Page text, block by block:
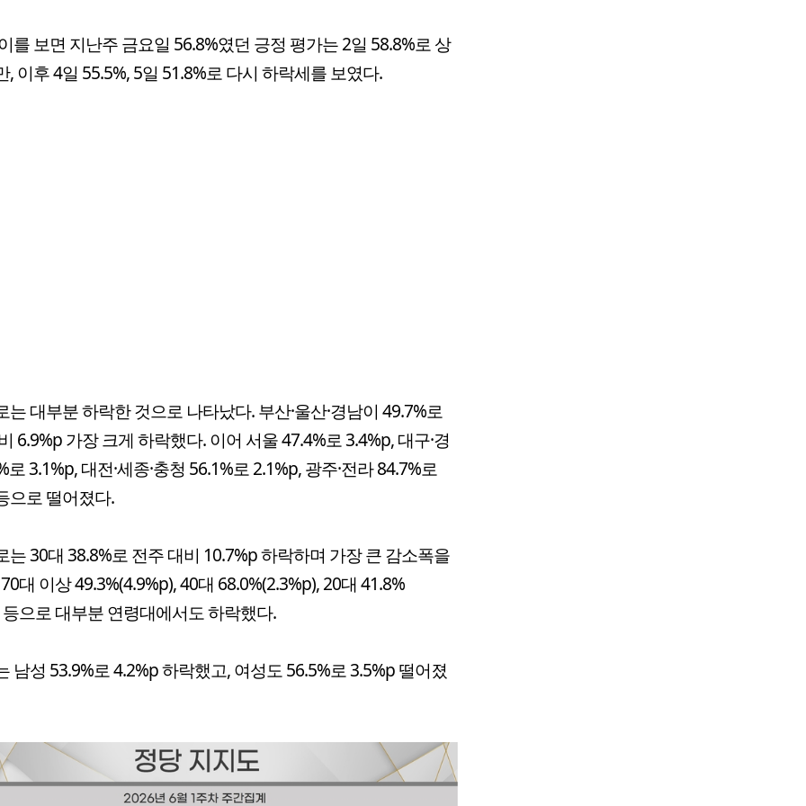
를 보면 지난주 금요일 56.8%였던 긍정 평가는 2일 58.8%로 상
, 이후 4일 55.5%, 5일 51.8%로 다시 하락세를 보였다.
는 대부분 하락한 것으로 나타났다. 부산·울산·경남이 49.7%로
6.9%p 가장 크게 하락했다. 이어 서울 47.4%로 3.4%p, 대구·경
로 3.1%p, 대전·세종·충청 56.1%로 2.1%p, 광주·전라 84.7%로
으로 떨어졌다.
는 30대 38.8%로 전주 대비 10.7%p 하락하며 가장 큰 감소폭을
대 이상 49.3%(4.9%p), 40대 68.0%(2.3%p), 20대 41.8%
으로 대부분 연령대에서도 하락했다.
남성 53.9%로 4.2%p 하락했고, 여성도 56.5%로 3.5%p 떨어졌